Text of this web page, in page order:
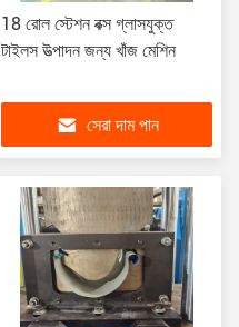
18 রোল স্টেশন বক্স গ্লাসযুক্ত
টাইলস উত্পাদন জন্য খাঁজ মেশিন
সেরা দাম পান